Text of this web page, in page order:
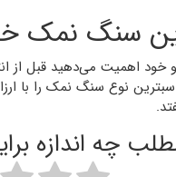
سنگ نمک
خود اهمیت می‌دهید قبل
نوع سنگ نمک را با
چه اندازه